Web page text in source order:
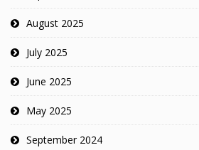
August 2025
July 2025
June 2025
May 2025
September 2024